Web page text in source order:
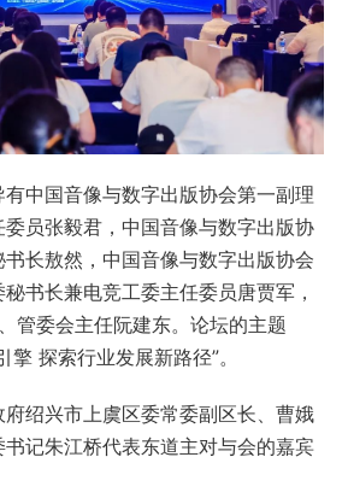
中国音像与数字出版协会第一副理
员张毅君，中国音像与数字出版协
长敖然，中国音像与数字出版协会
书长兼电竞工委主任委员唐贾军，
管委会主任阮建东。论坛的主题
擎 探索行业发展新路径”。
绍兴市上虞区委常委副区长、曹娥
记朱江桥代表东道主对与会的嘉宾